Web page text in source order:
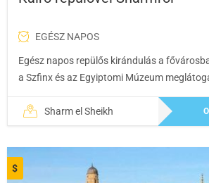
EGÉSZ NAPOS
Egész napos repülős kirándulás a
a Szfinx és az Egyiptomi Múzeum
Sharm el Sheikh
$